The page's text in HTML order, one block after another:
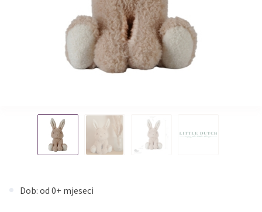
Dob: od 0+ mjeseci